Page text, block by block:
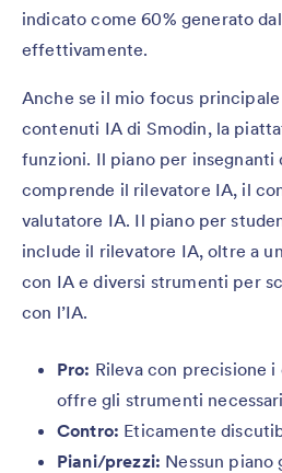
indicato come 60% generato
effettivamente.
Anche se il mio focus
contenuti IA di Smodin, la
funzioni. Il piano per insegnanti
comprende il rilevatore IA, il
valutatore IA. Il piano per
include il rilevatore IA, oltre a
con IA e diversi strumenti per
con l’IA.
Pro: Rileva con precisione
offre gli strumenti
Contro: Eticamente
Piani/prezzi: Nessun